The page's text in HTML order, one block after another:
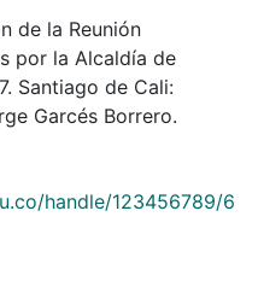
de la Reunión
por la Alcaldía de
Santiago de Cali:
Garcés Borrero.
handle/123456789/6